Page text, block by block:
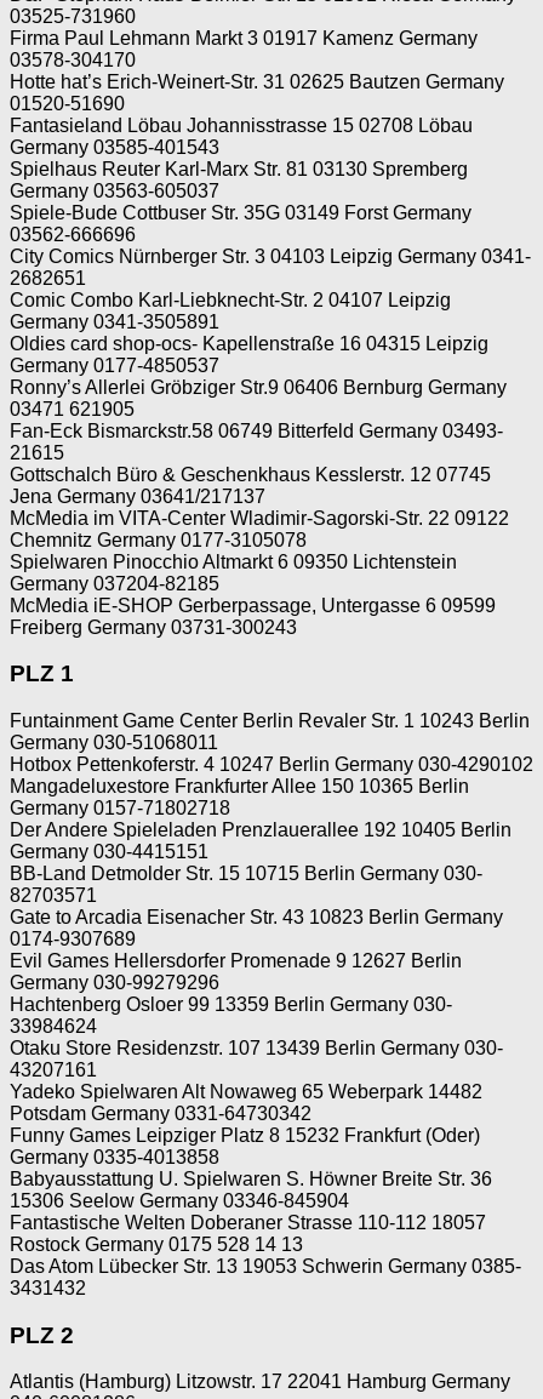
03525-731960
Firma Paul Lehmann Markt 3 01917 Kamenz Germany
03578-304170
Hotte hat’s Erich-Weinert-Str. 31 02625 Bautzen Germany
01520-51690
Fantasieland Löbau Johannisstrasse 15 02708 Löbau
Germany 03585-401543
Spielhaus Reuter Karl-Marx Str. 81 03130 Spremberg
Germany 03563-605037
Spiele-Bude Cottbuser Str. 35G 03149 Forst Germany
03562-666696
City Comics Nürnberger Str. 3 04103 Leipzig Germany 0341-
2682651
Comic Combo Karl-Liebknecht-Str. 2 04107 Leipzig
Germany 0341-3505891
Oldies card shop-ocs- Kapellenstraße 16 04315 Leipzig
Germany 0177-4850537
Ronny’s Allerlei Gröbziger Str.9 06406 Bernburg Germany
03471 621905
Fan-Eck Bismarckstr.58 06749 Bitterfeld Germany 03493-
21615
Gottschalch Büro & Geschenkhaus Kesslerstr. 12 07745
Jena Germany 03641/217137
McMedia im VITA-Center Wladimir-Sagorski-Str. 22 09122
Chemnitz Germany 0177-3105078
Spielwaren Pinocchio Altmarkt 6 09350 Lichtenstein
Germany 037204-82185
McMedia iE-SHOP Gerberpassage, Untergasse 6 09599
Freiberg Germany 03731-300243
PLZ 1
Funtainment Game Center Berlin Revaler Str. 1 10243 Berlin
Germany 030-51068011
Hotbox Pettenkoferstr. 4 10247 Berlin Germany 030-4290102
Mangadeluxestore Frankfurter Allee 150 10365 Berlin
Germany 0157-71802718
Der Andere Spieleladen Prenzlauerallee 192 10405 Berlin
Germany 030-4415151
BB-Land Detmolder Str. 15 10715 Berlin Germany 030-
82703571
Gate to Arcadia Eisenacher Str. 43 10823 Berlin Germany
0174-9307689
Evil Games Hellersdorfer Promenade 9 12627 Berlin
Germany 030-99279296
Hachtenberg Osloer 99 13359 Berlin Germany 030-
33984624
Otaku Store Residenzstr. 107 13439 Berlin Germany 030-
43207161
Yadeko Spielwaren Alt Nowaweg 65 Weberpark 14482
Potsdam Germany 0331-64730342
Funny Games Leipziger Platz 8 15232 Frankfurt (Oder)
Germany 0335-4013858
Babyausstattung U. Spielwaren S. Höwner Breite Str. 36
15306 Seelow Germany 03346-845904
Fantastische Welten Doberaner Strasse 110-112 18057
Rostock Germany 0175 528 14 13
Das Atom Lübecker Str. 13 19053 Schwerin Germany 0385-
3431432
PLZ 2
Atlantis (Hamburg) Litzowstr. 17 22041 Hamburg Germany